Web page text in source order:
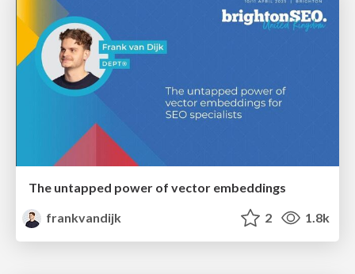
The untapped power of vector embeddings
frankvandijk
2 1.8k